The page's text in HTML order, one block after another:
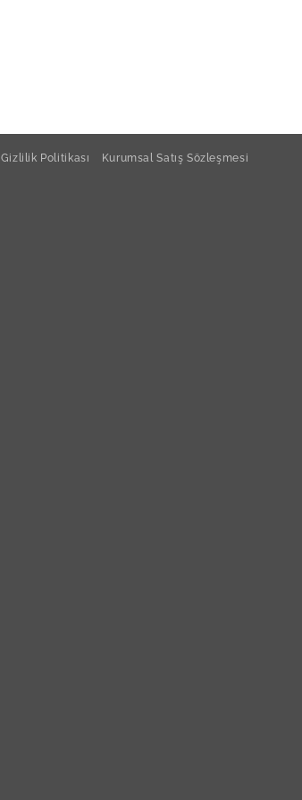
Gizlilik Politikası Kurumsal Satış Sözleşmesi